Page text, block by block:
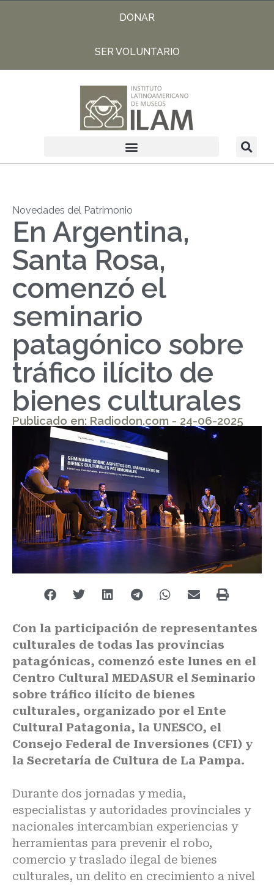
DONAR
SER VOLUNTARIO
Novedades del Patrimonio
En Argentina,
Santa Rosa,
comenzó el
seminario
patagónico sobre
tráfico ilícito de
bienes culturales
Publicado en: Radiodon.com - 24-06-2025
Con la participación de representantes
culturales de todas las provincias
patagónicas, comenzó este lunes en el
Centro Cultural MEDASUR el Seminario
sobre tráfico ilícito de bienes
culturales, organizado por el Ente
Cultural Patagonia, la UNESCO, el
Consejo Federal de Inversiones (CFI) y
la Secretaría de Cultura de La Pampa.
Durante dos jornadas y media,
especialistas y autoridades provinciales y
nacionales intercambian experiencias y
herramientas para prevenir el robo,
comercio y traslado ilegal de bienes
culturales, un delito en crecimiento a nivel